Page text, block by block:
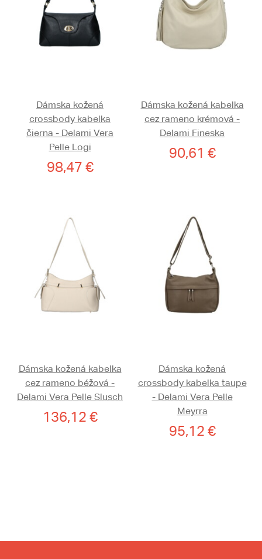
Dámska kožená
crossbody kabelka
čierna - Delami Vera
Pelle Logi
98,47 €
Dámska kožená kabelka
cez rameno krémová -
Delami Fineska
90,61 €
Dámska kožená kabelka
cez rameno béžová -
Delami Vera Pelle Slusch
136,12 €
Dámska kožená
crossbody kabelka taupe
- Delami Vera Pelle
Meyrra
95,12 €